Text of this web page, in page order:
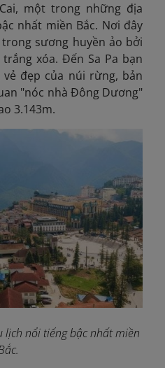
một trong những địa
nhất miền Bắc. Nơi đây
sương huyền ảo bởi
xóa. Đến Sa Pa bạn
đẹp của núi rừng, bản
"nóc nhà Đông Dương"
3.143m.
lịch nổi tiếng bậc nhất miền